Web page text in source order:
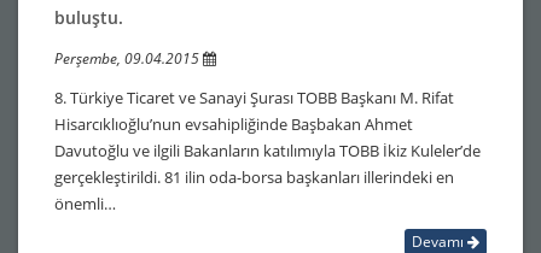
buluştu.
Perşembe, 09.04.2015
8. Türkiye Ticaret ve Sanayi Şurası TOBB Başkanı M. Rifat
Hisarcıklıoğlu’nun evsahipliğinde Başbakan Ahmet
Davutoğlu ve ilgili Bakanların katılımıyla TOBB İkiz Kuleler’de
gerçekleştirildi. 81 ilin oda-borsa başkanları illerindeki en
önemli…
Devamı